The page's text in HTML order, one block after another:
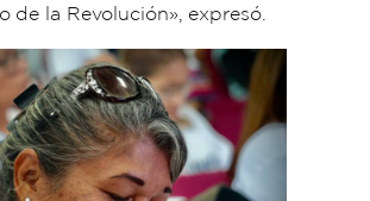
de la Revolución», expresó.